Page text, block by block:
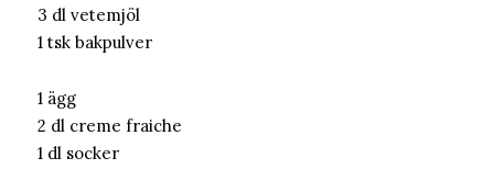
3 dl vetemjöl
1 tsk bakpulver
1 ägg
2 dl creme fraiche
1 dl socker